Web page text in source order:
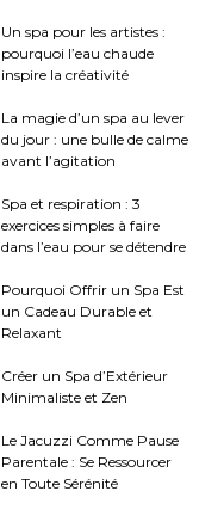
Un spa pour les artistes :
pourquoi l’eau chaude
inspire la créativité
La magie d’un spa au lever
du jour : une bulle de calme
avant l’agitation
Spa et respiration : 3
exercices simples à faire
dans l’eau pour se détendre
Pourquoi Offrir un Spa Est
un Cadeau Durable et
Relaxant
Créer un Spa d’Extérieur
Minimaliste et Zen
Le Jacuzzi Comme Pause
Parentale : Se Ressourcer
en Toute Sérénité